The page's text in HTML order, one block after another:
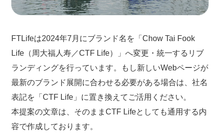
FTLifeは2024年7月にブランド名を「Chow Tai Fook
Life（周大福人寿／CTF Life）」へ変更・統一するリブ
ランディングを行っています。もし新しいWebページが
最新のブランド展開に合わせる必要がある場合は、社名
表記を「CTF Life」に置き換えてご活用ください。
本提案の文章は、そのままCTF Lifeとしても通用する内
容で作成しております。